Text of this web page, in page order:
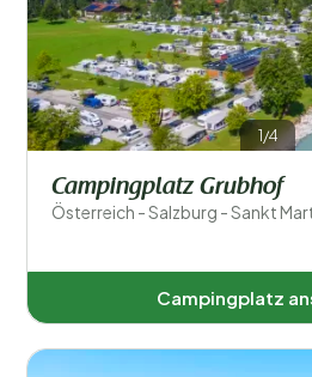
1/4
Campingplatz Grubhof
Österreich - Salzburg - Sankt
Campingplatz